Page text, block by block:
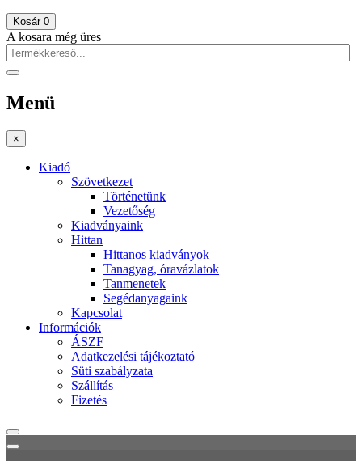
Kosár 0
A kosara még üres
Menü
×
Kiadó
Szövetkezet
Történetünk
Vezetőség
Kiadványaink
Hittan
Hittanos kiadványok
Tanagyag, óravázlatok
Tanmenetek
Segédanyagaink
Kapcsolat
Információk
ÁSZF
Adatkezelési tájékoztató
Süti szabályzata
Szállítás
Fizetés